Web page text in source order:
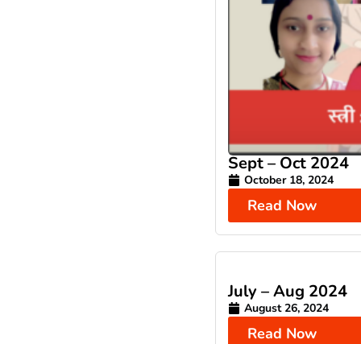
Sept – Oct 2024
October 18, 2024
Read Now
July – Aug 2024
August 26, 2024
Read Now